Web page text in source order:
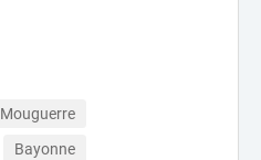
Mouguerre
Bayonne